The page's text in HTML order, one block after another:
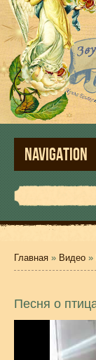
NAVIGATION
Главная » Видео »
Песня о